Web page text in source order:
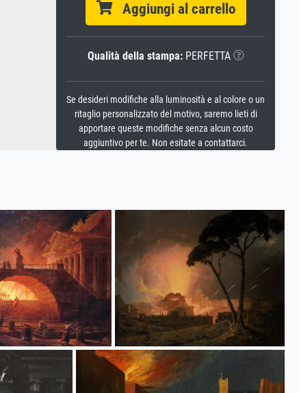
Aggiungi al carrello
Qualità della stampa:PERFETTA
Se desideri modifiche alla luminosità e al colore o un
ritaglio personalizzato del motivo, saremo lieti di
apportare queste modifiche senza alcun costo
aggiuntivo per te. Non esitate a contattarci.